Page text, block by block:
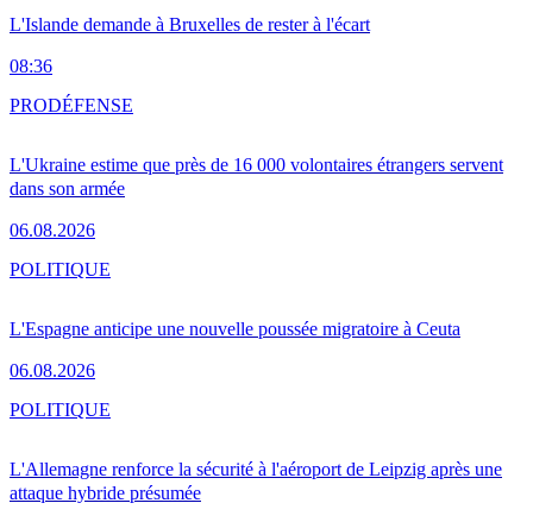
L'Islande demande à Bruxelles de rester à l'écart
08:36
L'Ukraine estime que près de 16 000 volontaires étrangers servent
dans son armée
06.08.2026
PRODÉFENSE
L'Espagne anticipe une nouvelle poussée migratoire à Ceuta
06.08.2026
POLITIQUE
L'Allemagne renforce la sécurité à l'aéroport de Leipzig après une
attaque hybride présumée
POLITIQUE